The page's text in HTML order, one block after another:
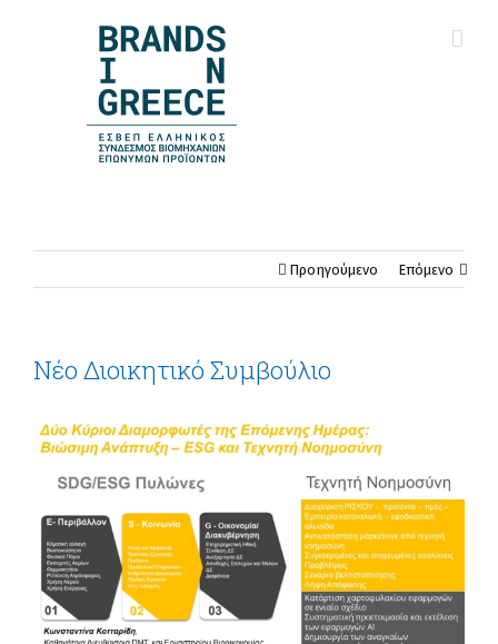
Προηγούμενο Επόμενο
Νέο Διοικητικό Συμβούλιο
View
Larger
Image